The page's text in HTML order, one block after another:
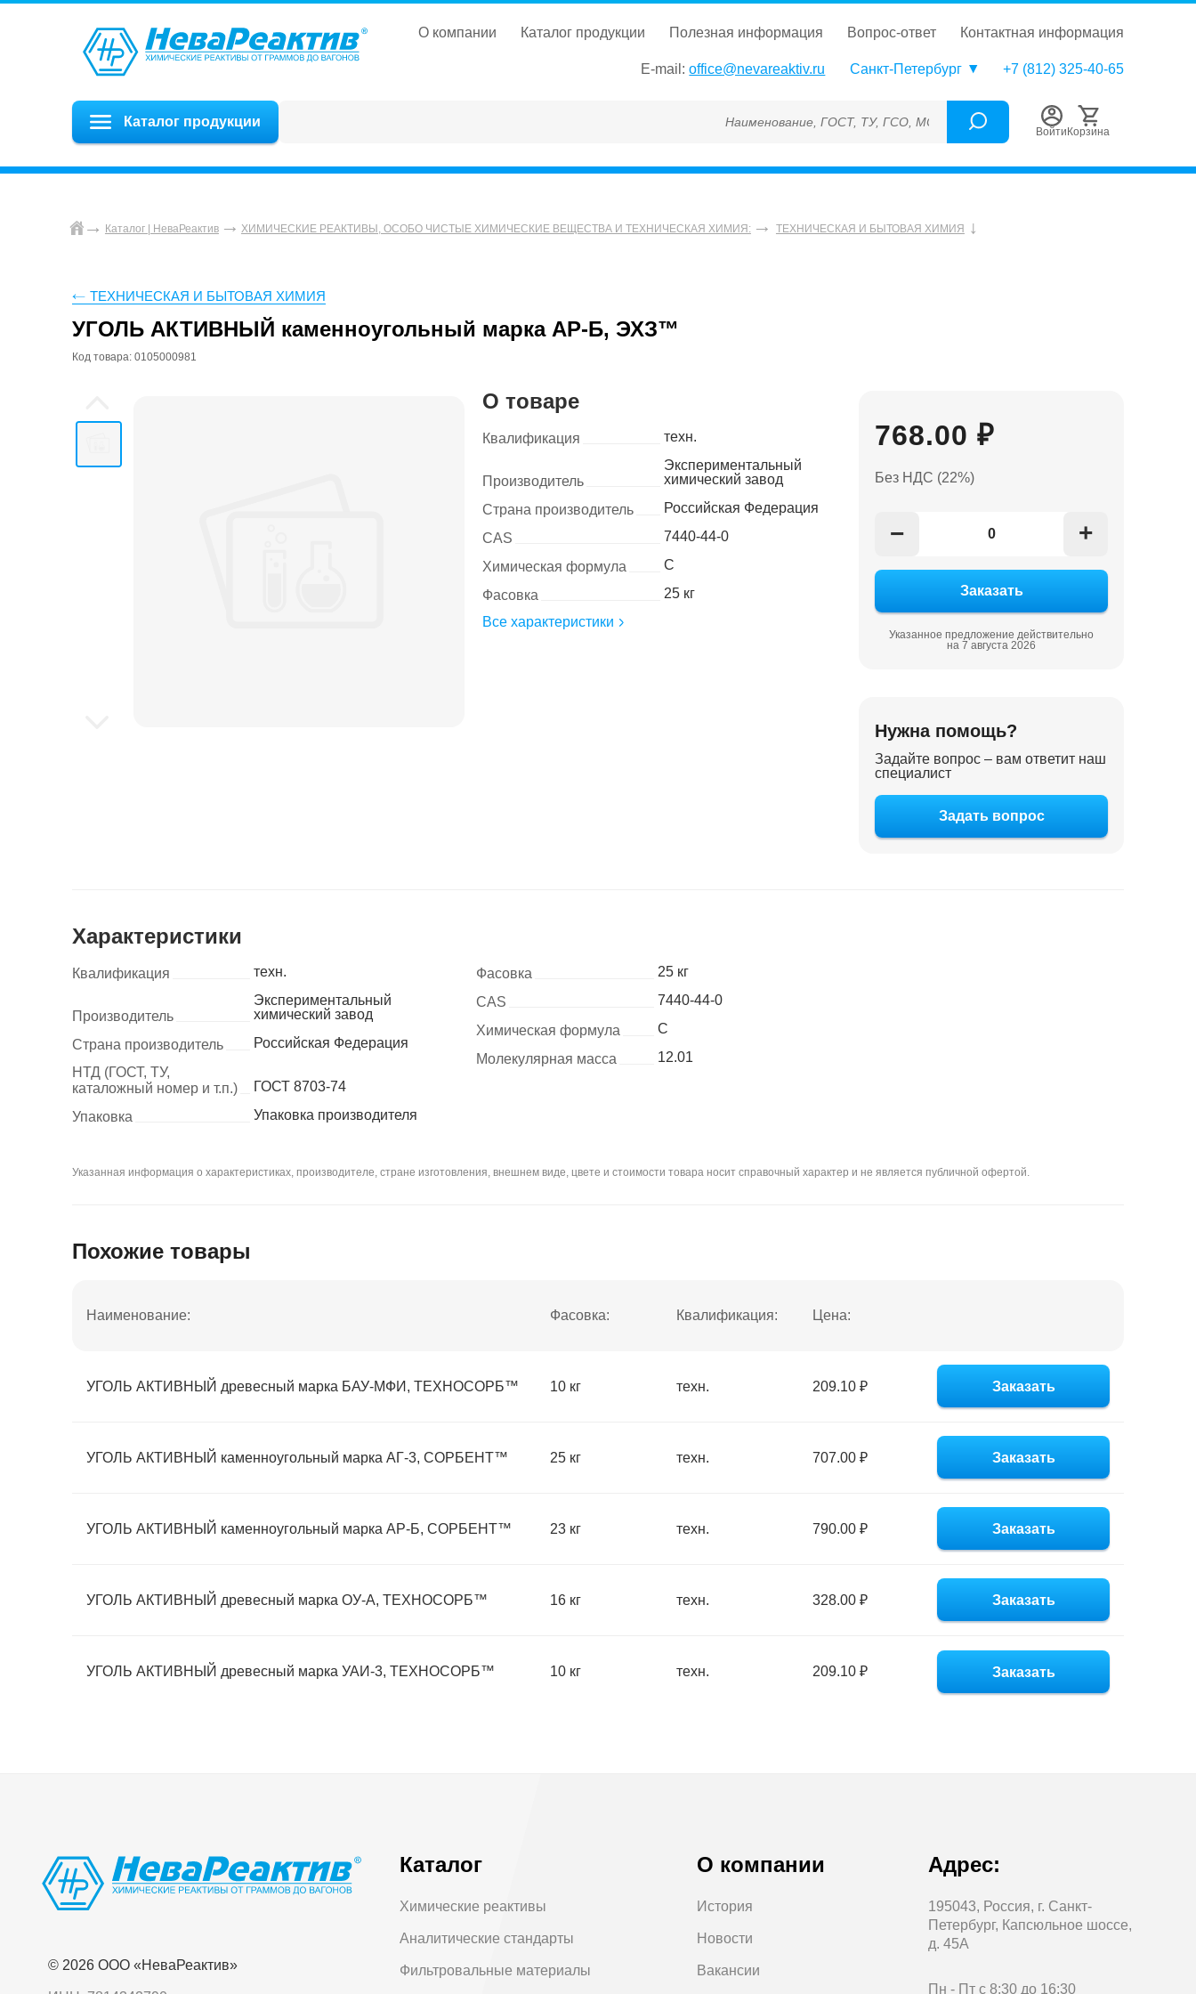
о компании каталог продукции полезная информация вопрос-ответ контактная информация
E-mail: office@nevareaktiv.ru Санкт-Петербург +7 (812) 325-40-65
Каталог продукции Наименование, ГОСТ, ТУ, ГСО, МСО, ОСО, СОП, ГРСИ, Каталожный номер (Артикул),
Войти Корзина
Каталог | НеваРеактив ХИМИЧЕСКИЕ РЕАКТИВЫ, ОСОБО ЧИСТЫЕ ХИМИЧЕСКИЕ ВЕЩЕСТВА И ТЕХНИЧЕСКАЯ ХИМИЯ: ТЕХНИЧЕСКАЯ И БЫТОВАЯ ХИМИЯ
ТЕХНИЧЕСКАЯ И БЫТОВАЯ ХИМИЯ
УГОЛЬ АКТИВНЫЙ каменноугольный марка АР-Б, ЭХЗ™
Код товара: 0105000981
768.00 ₽
Без НДС (22%)
− +
Указанное предложение действительно
на 7 августа 2026
О товаре
Квалификация техн.
Производитель
Экспериментальный
химический завод
Страна производитель
Российская Федерация
CAS
7440-44-0
Химическая формула
C
Фасовка
25 кг
Все характеристики
Нужна помощь?
Задайте вопрос – вам ответит наш
специалист
Задать вопрос
Характеристики
Квалификация техн.
Производитель
Экспериментальный
химический завод
Страна производитель
Российская Федерация
НТД (ГОСТ, ТУ,
каталожный номер и т.п.)
ГОСТ 8703-74
Упаковка
Упаковка производителя
Фасовка
25 кг
CAS
7440-44-0
Химическая формула
C
Молекулярная масса
12.01
Указанная информация о характеристиках, производителе, стране изготовления, внешнем виде, цвете и стоимости товара носит справочный характер и не является публичной офертой.
Похожие товары
Наименование: Фасовка: Квалификация: Цена:
УГОЛЬ АКТИВНЫЙ древесный марка БАУ-МФИ, ТЕХНОСОРБ™ 10 кг техн. 209.10 ₽ Заказать
УГОЛЬ АКТИВНЫЙ каменноугольный марка АГ-3, СОРБЕНТ™ 25 кг техн. 707.00 ₽ Заказать
УГОЛЬ АКТИВНЫЙ каменноугольный марка АР-Б, СОРБЕНТ™ 23 кг техн. 790.00 ₽ Заказать
УГОЛЬ АКТИВНЫЙ древесный марка ОУ-А, ТЕХНОСОРБ™ 16 кг техн. 328.00 ₽ Заказать
УГОЛЬ АКТИВНЫЙ древесный марка УАИ-3, ТЕХНОСОРБ™ 10 кг техн. 209.10 ₽ Заказать
© 2026 OOO «НеваРеактив»
Каталог
Химические реактивы
Аналитические стандарты
Фильтровальные материалы
О компании
История
Новости
Вакансии
Адрес:
195043, Россия, г. Санкт-
Петербург, Капсюльное шоссе,
д. 45А
Пн - Пт с 8:30 до 16:30